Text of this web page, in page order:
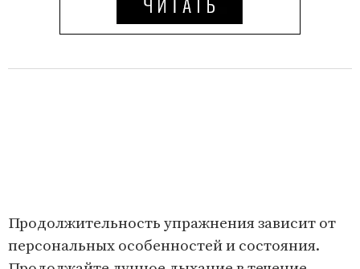
Продолжительность упражнения зависит от
персональных особенностей и состояния.